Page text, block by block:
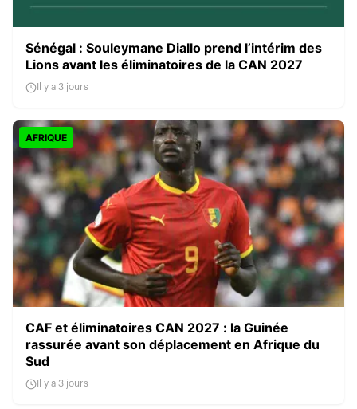
Sénégal : Souleymane Diallo prend l’intérim des
Lions avant les éliminatoires de la CAN 2027
Il y a 3 jours
AFRIQUE
CAF et éliminatoires CAN 2027 : la Guinée
rassurée avant son déplacement en Afrique du
Sud
Il y a 3 jours